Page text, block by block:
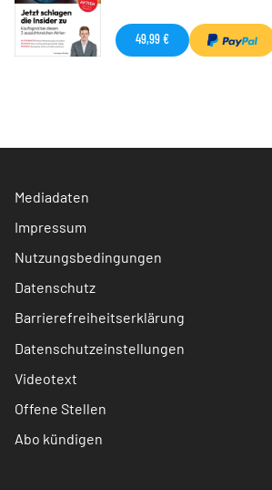
49,99 €
Mediadaten
Impressum
Nutzungsbedingungen
Datenschutz
Barrierefreiheitserklärung
Datenschutzeinstellungen
Videotext
Offene Stellen
Abo kündigen